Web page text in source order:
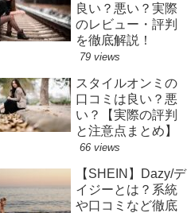
良い？悪い？実際
のレビュー・評判
を徹底解説！
79 views
スタイルオンミの
口コミは良い？悪
い？【実際の評判
と注意点まとめ】
66 views
【SHEIN】Dazy/デ
イジーとは？系統
や口コミなど徹底